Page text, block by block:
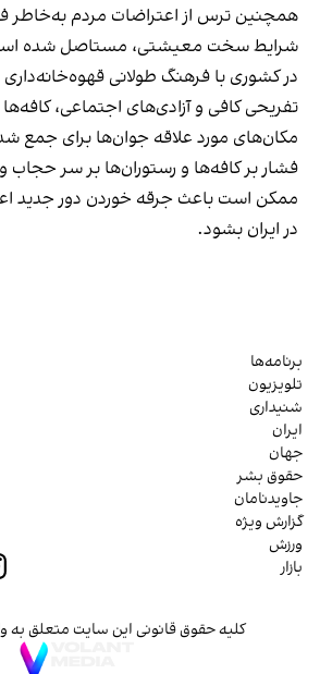
همچنین ترس از اعتراضات مردم به‌خاطر
شرایط سخت معیشتی، مستاصل شده
در کشوری با فرهنگ طولانی قهوه‌‌خانه‌داری
تفریحی کافی و آزادی‌های اجتماعی،
مکان‌های مورد علاقه جوان‌ها برای جمع
فشار بر کافه‌ها و رستوران‌ها بر سر حجاب و
ممکن است باعث جرقه خوردن دور جدید
در ایران بشود.
برنامه‌ها
تلویزیون
شنیداری
ایران
جهان
حقوق بشر
جاویدنامان
گزارش ویژه
ورزش
بازار
کلیه حقوق قانونی این سایت متعلق به